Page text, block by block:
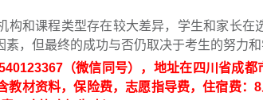
构和课程类型存在较大差异，学生和家长在
，但最终的成功与否仍取决于考生的努力和
（微信同号），地址在四川省成
教材资料，保险费，志愿指导费，住宿费：